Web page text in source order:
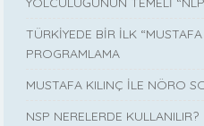
TÜRKİYEDE BİR İLK
PROGRAMLAMA
MUSTAFA KILINÇ İLE NÖRO
NSP NERELERDE KULLANILIR?